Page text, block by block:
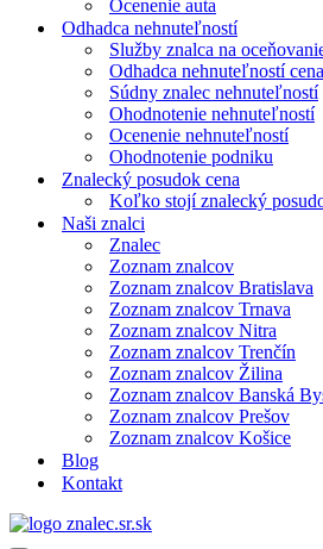
Ocenenie auta
Odhadca nehnuteľností
Služby znalca na
Odhadca nehnuteľností cena
Súdny znalec nehnuteľností
Ohodnotenie nehnuteľností
Ocenenie nehnuteľností
Ohodnotenie podniku
Znalecký posudok cena
Koľko stojí znalecký
Naši znalci
Znalec
Zoznam znalcov
Zoznam znalcov Bratislava
Zoznam znalcov Trnava
Zoznam znalcov Nitra
Zoznam znalcov Trenčín
Zoznam znalcov Žilina
Zoznam znalcov Banská
Zoznam znalcov Prešov
Zoznam znalcov Košice
Blog
Kontakt